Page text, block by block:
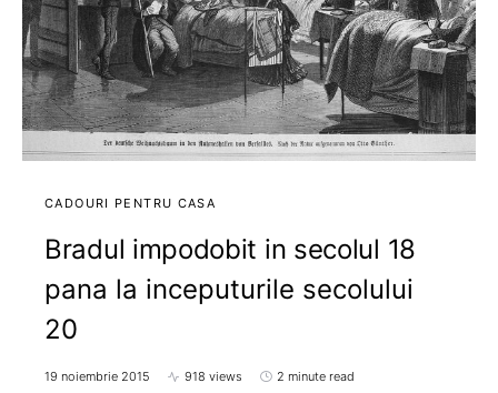
CADOURI PENTRU CASA
Bradul impodobit in secolul 18
pana la inceputurile secolului
20
19 noiembrie 2015 918 views 2 minute read